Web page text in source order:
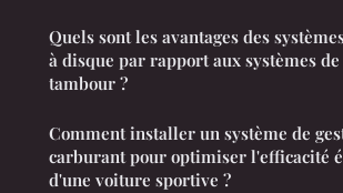
Quels sont les avantages des
à disque par rapport aux systèmes
tambour ?
Comment installer un système de
carburant pour optimiser l'efficacité
d'une voiture sportive ?